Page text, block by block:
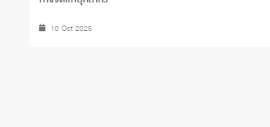
24 Oct 2025